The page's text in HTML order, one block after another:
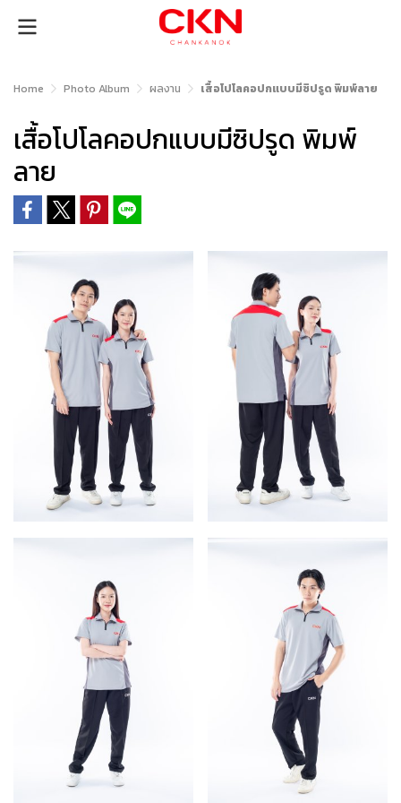
Home Photo Album ผลงาน เสื้อโปโลคอปกแบบมีซิปรูด พิมพ์ลาย
เสื้อโปโลคอปกแบบมีซิปรูด พิมพ์
ลาย